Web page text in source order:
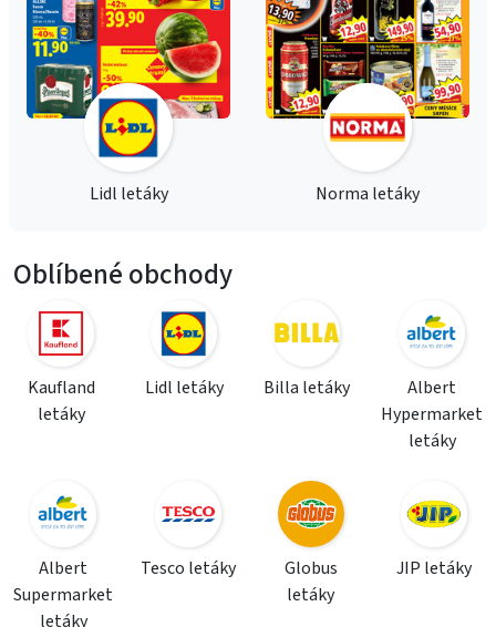
Lidl letáky Norma letáky
Oblíbené obchody
Kaufland
letáky
Lidl letáky Billa letáky
Albert
Hypermarket
letáky
Albert
Supermarket
letáky
Tesco letáky
Globus
letáky
JIP letáky